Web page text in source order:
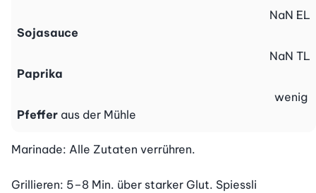
Sojasauce
NaN EL
Paprika
NaN TL
Pfeffer aus der Mühle
wenig
Marinade: Alle Zutaten verrühren.
Grillieren: 5–8 Min. über starker Glut. Spiessli